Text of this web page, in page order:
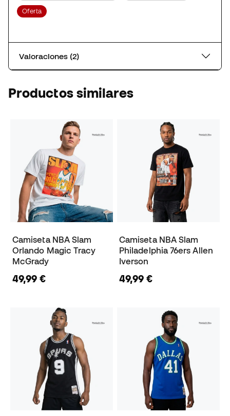
Oferta
Valoraciones (2)
Productos similares
Camiseta NBA Slam
Orlando Magic Tracy
McGrady
49,99 €
Camiseta NBA Slam
Philadelphia 76ers Allen
Iverson
49,99 €